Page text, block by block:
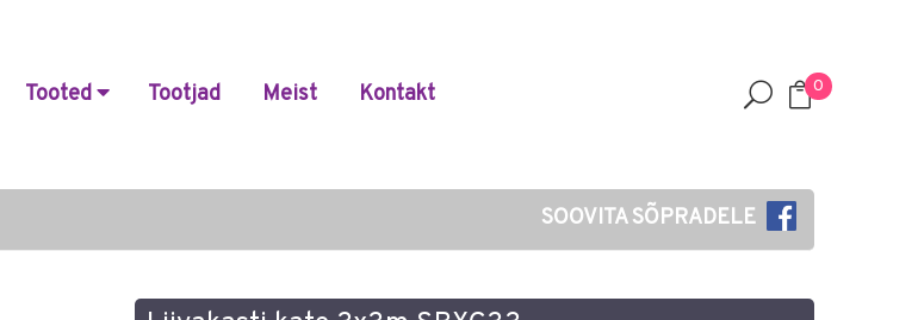
Tooted Tootjad Meist Kontakt 0
SOOVITA SÕPRADELE